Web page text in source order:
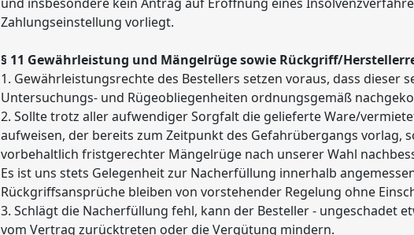
Zahlungseinstellung vorliegt.
§ 11 Gewährleistung und Mängelrüge sowie Rückgriff/
1. Gewährleistungsrechte des Bestellers setzen voraus, dass dieser
Untersuchungs- und Rügeobliegenheiten ordnungsgemäß
2. Sollte trotz aller aufwendiger Sorgfalt die gelieferte Ware/
aufweisen, der bereits zum Zeitpunkt des Gefahrübergangs vorlag,
vorbehaltlich fristgerechter Mängelrüge nach unserer Wahl
Es ist uns stets Gelegenheit zur Nacherfüllung innerhalb
Rückgriffsansprüche bleiben von vorstehender Regelung ohne
3. Schlägt die Nacherfüllung fehl, kann der Besteller - ungeschadet
vom Vertrag zurücktreten oder die Vergütung mindern.